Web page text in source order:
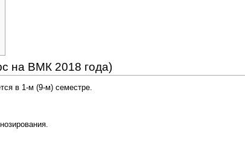
на ВМК 2018 года)
в 1-м (9-м) семестре.